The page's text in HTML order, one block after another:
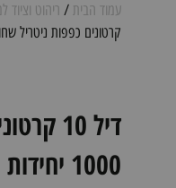
עמוד הבית / ריהוט וציוד
קרטונים כפפות ניטריל שחורות – 1000 יחידות (ללא
דיל
1000 יחידות (ללא אבקה, חזקות במיוחד)